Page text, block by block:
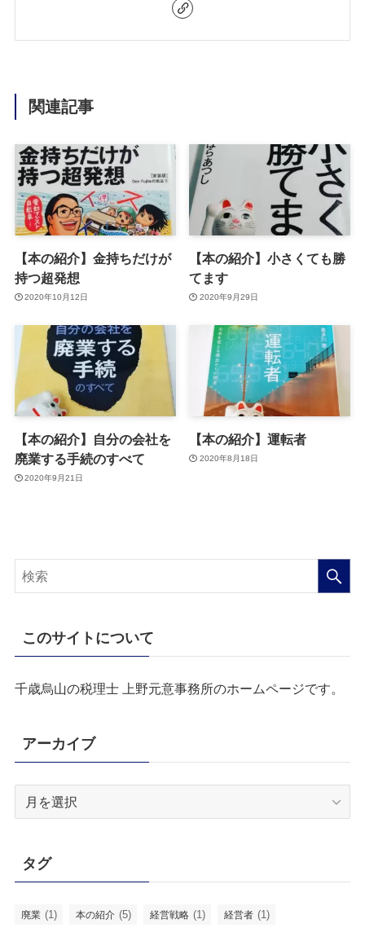
関連記事
【本の紹介】金持ちだけが
持つ超発想
2020年10月12日
【本の紹介】小さくても勝
てます
2020年9月29日
【本の紹介】自分の会社を
廃業する手続のすべて
2020年9月21日
【本の紹介】運転者
2020年8月18日
このサイトについて
千歳烏山の税理士 上野元意事務所のホームページです。
アーカイブ
ブ
タグ
廃業 (1) 本の紹介 (5) 経営戦略 (1) 経営者 (1)